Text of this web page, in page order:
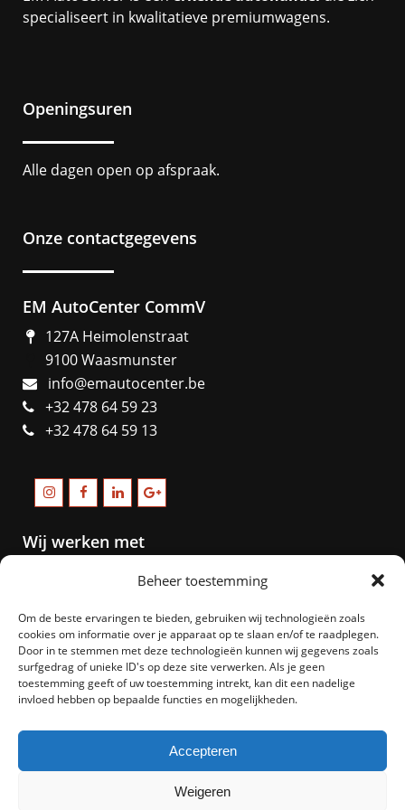
Beheer toestemming
Om de beste ervaringen te bieden, gebruiken wij technologieën zoals
cookies om informatie over je apparaat op te slaan en/of te raadplegen.
Door in te stemmen met deze technologieën kunnen wij gegevens zoals
surfgedrag of unieke ID's op deze site verwerken. Als je geen
toestemming geeft of uw toestemming intrekt, kan dit een nadelige
invloed hebben op bepaalde functies en mogelijkheden.
Accepteren
Weigeren
specialiseert in kwalitatieve premiumwagens.
Openingsuren
Alle dagen open op afspraak.
Onze contactgegevens
EM AutoCenter CommV
127A Heimolenstraat
9100 Waasmunster
info@emautocenter.be
+32 478 64 59 23
+32 478 64 59 13
Wij werken met